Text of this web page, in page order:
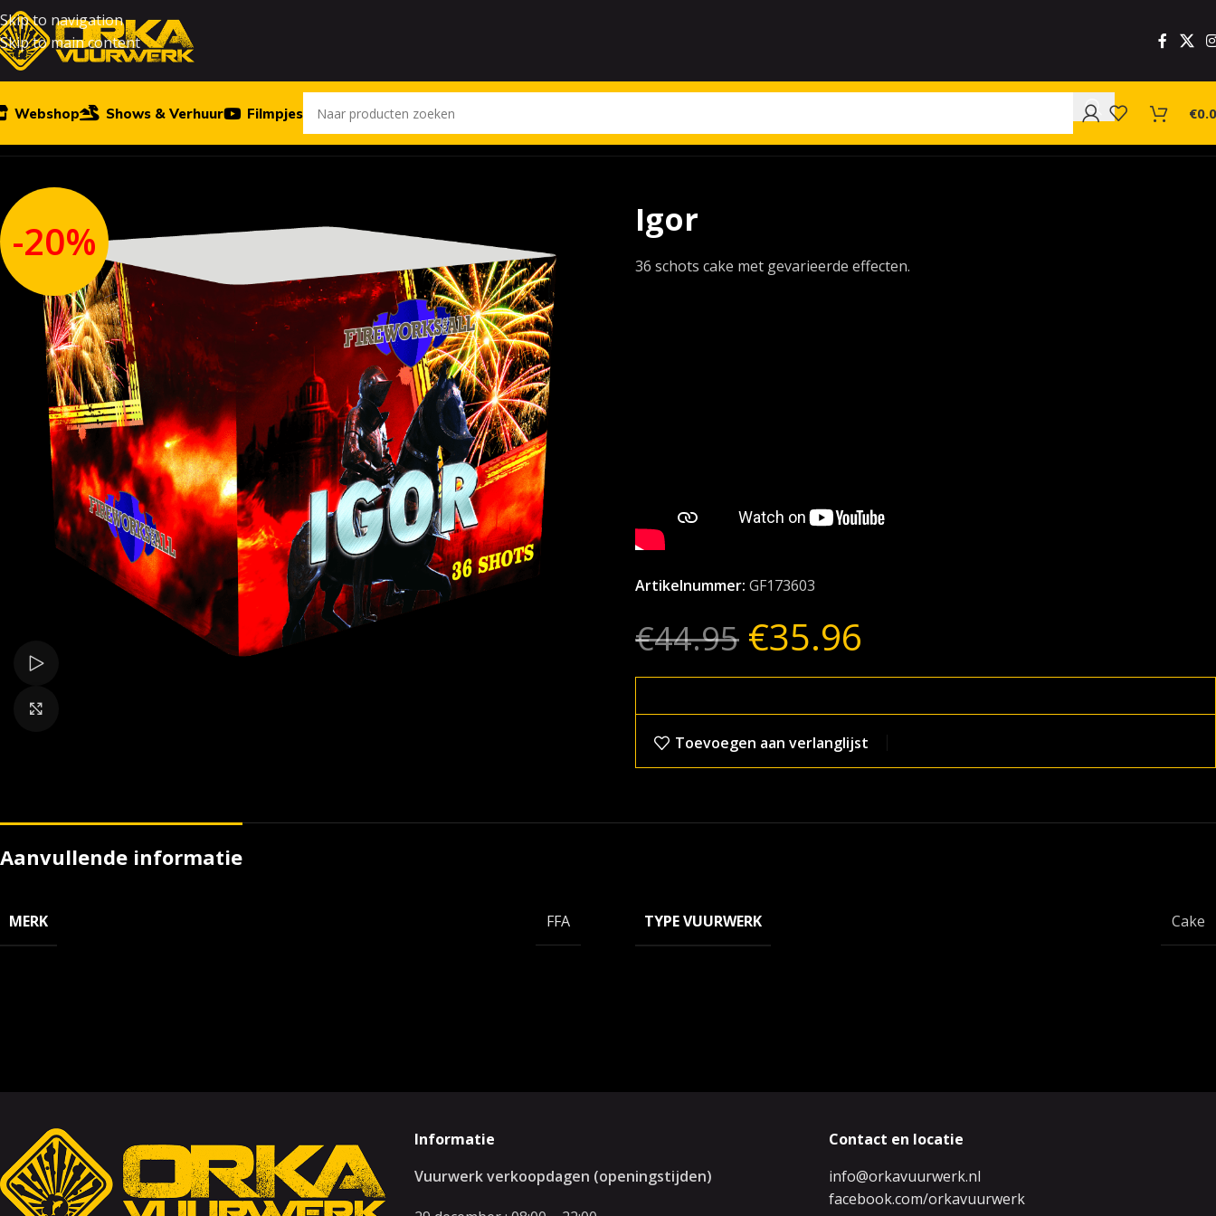
Skip to navigation
Skip to main content
Webshop Shows & Verhuur Filmpjes €
-20% Igor
36 schots cake met gevarieerde effecten.
Artikelnummer: GF173603
€44.95 €35.96
Toevoegen aan verlanglijst
Aanvullende informatie
MERK FFA TYPE VUURWERK Cake
Informatie
Vuurwerk verkoopdagen (openingstijden)
Contact en locatie
info@orkavuurwerk.nl
facebook.com/orkavuurwerk